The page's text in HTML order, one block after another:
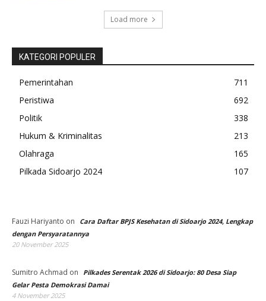
Load more
KATEGORI POPULER
Pemerintahan
711
Peristiwa
692
Politik
338
Hukum & Kriminalitas
213
Olahraga
165
Pilkada Sidoarjo 2024
107
Fauzi Hariyanto on
Cara Daftar BPJS Kesehatan di Sidoarjo 2024, Lengkap
dengan Persyaratannya
20 November 2025
Sumitro Achmad on
Pilkades Serentak 2026 di Sidoarjo: 80 Desa Siap
Gelar Pesta Demokrasi Damai
4 November 2025